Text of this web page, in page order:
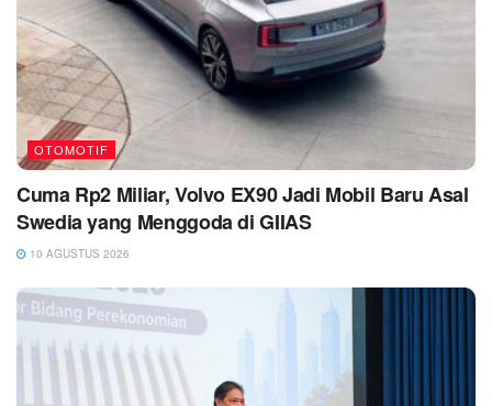
OTOMOTIF
Cuma Rp2 Miliar, Volvo EX90 Jadi Mobil Baru Asal
Swedia yang Menggoda di GIIAS
10 AGUSTUS 2026